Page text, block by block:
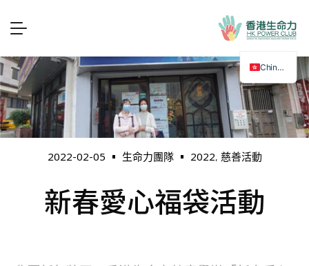
2022-02-05 生命力團隊 2022, 慈善活動
新春愛心福袋活動
Chinese